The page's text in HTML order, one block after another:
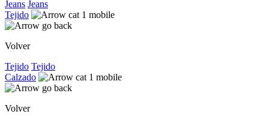
Jeans Jeans
Tejido
Volver
Tejido Tejido
Calzado
Volver